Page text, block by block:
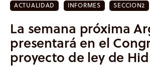
Investigación
Proyectos
Informes
ACTUALIDAD INFORMES SECCION2
La semana próxima
presentará en el
proyecto de ley de